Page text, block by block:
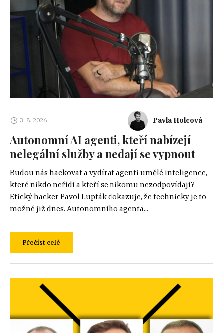
3. 8. 2026 Pavla Holcová
Autonomní AI agenti, kteří nabízejí
nelegální služby a nedají se vypnout
Budou nás hackovat a vydírat agenti umělé inteligence,
které nikdo neřídí a kteří se nikomu nezodpovídají?
Etický hacker Pavol Lupták dokazuje, že technicky je to
možné již dnes. Autonomního agenta...
Přečíst celé